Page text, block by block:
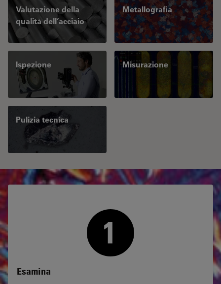
Valutazione della
qualità dell’acciaio
Metallografia
Ispezione Misurazione
Pulizia tecnica
Esamina